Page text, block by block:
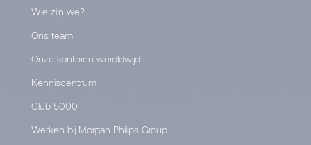
Wie zijn we?
Ons team
Onze kantoren wereldwijd
Kenniscentrum
Club 5000
Werken bij Morgan Philips Group